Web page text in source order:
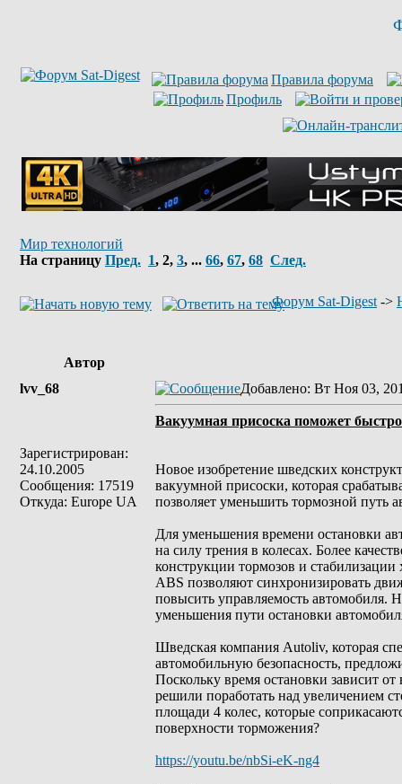
Правила форума
Профиль
Мир технологий
На страницу Пред. 1, 2, 3, ... 66, 67, 68 След.
Форум Sat-Digest ->
Автор
lvv_68
Зарегистрирован:
24.10.2005
Сообщения: 17519
Откуда: Europe UA
Добавлено: Вт Ноя 03,
Вакуумная присоска поможет
Новое изобретение шведских
вакуумной присоски, которая
позволяет уменьшить тормозной путь
Для уменьшения времени остановки
на силу трения в колесах. Более
конструкции тормозов и
ABS позволяют синхронизировать
повысить управляемость автомобиля.
уменьшения пути остановки
Шведская компания Autoliv, которая
автомобильную безопасность,
Поскольку время остановки зависит
решили поработать над увеличением
площади 4 колес, которые
поверхности торможения?
https://youtu.be/nbSi-eK-ng4